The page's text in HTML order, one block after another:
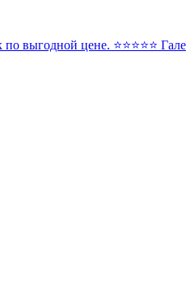
выгодной цене. ⭐️⭐️⭐️⭐️⭐️